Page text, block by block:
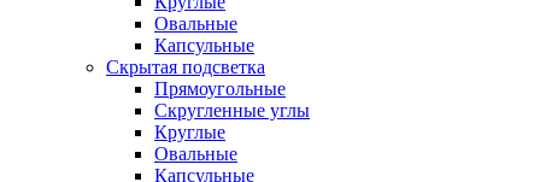
Овальные
Капсульные
Скрытая подсветка
Прямоугольные
Скругленные углы
Круглые
Овальные
Капсульные